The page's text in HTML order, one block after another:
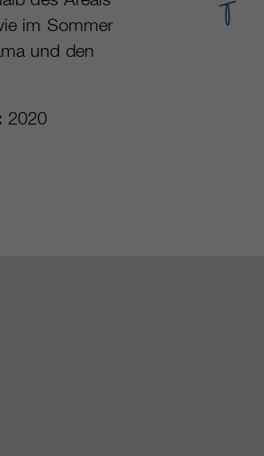
im Sommer
und den
2020
unsere Websites / Apps zu verbessern.
/ Partner weitergegeben.